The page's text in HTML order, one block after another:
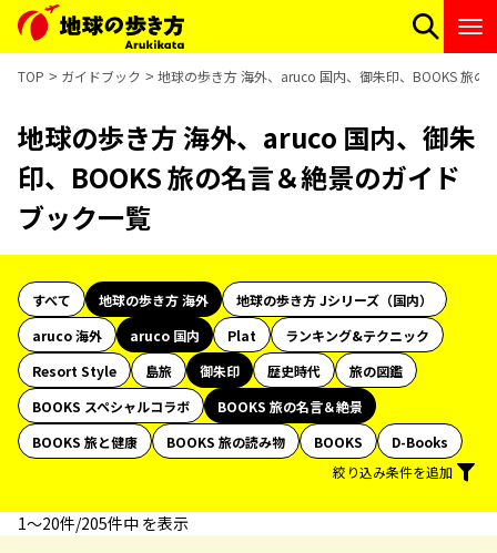
TOP ガイドブック 地球の歩き方 海外、aruco 国内、御朱印、BOOKS 旅の
地球の歩き方 海外、aruco 国内、御朱
印、BOOKS 旅の名言＆絶景のガイド
ブック一覧
すべて 地球の歩き方 海外
地球の歩き方 Jシリーズ（国内）
aruco 海外
aruco 国内 Plat
ランキング&テクニック
Resort Style
島旅 御朱印 歴史時代
旅の図鑑
BOOKS スペシャルコラボ
BOOKS 旅の名言＆絶景
BOOKS 旅と健康
BOOKS 旅の読み物 BOOKS
D-Books
絞り込み条件を追加
1〜20件/205件中 を表示